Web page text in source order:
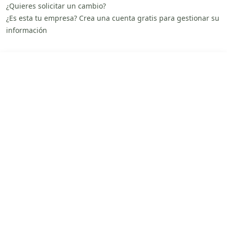
¿Quieres solicitar un cambio?
¿Es esta tu empresa? Crea una cuenta gratis para gestionar su
información